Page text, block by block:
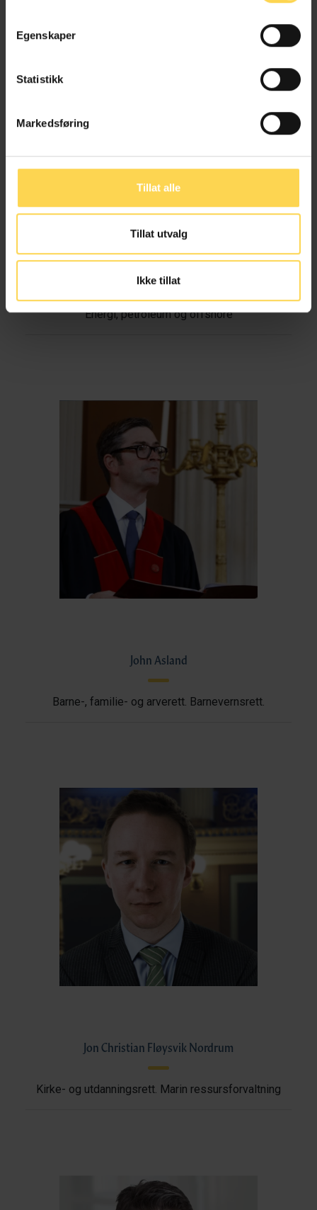
Egenskaper
Statistikk
Markedsføring
Tillat alle
Tillat utvalg
Ikke tillat
Energi, petroleum og offshore
John Asland
Barne-, familie- og arverett. Barnevernsrett.
Jon Christian Fløysvik Nordrum
Kirke- og utdanningsrett. Marin ressursforvaltning